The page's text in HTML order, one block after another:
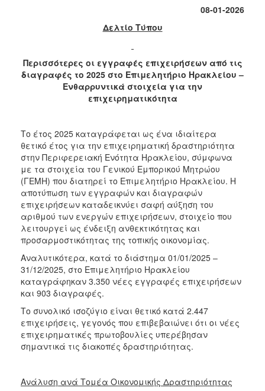
08-01-2026
Δελτίο Τύπου
Περισσότερες οι εγγραφές επιχειρήσεων από τις
διαγραφές το 2025 στο Επιμελητήριο Ηρακλείου –
Ενθαρρυντικά στοιχεία για την
επιχειρηματικότητα
Το έτος 2025 καταγράφεται ως ένα ιδιαίτερα
θετικό έτος για την επιχειρηματική δραστηριότητα
στην Περιφερειακή Ενότητα Ηρακλείου, σύμφωνα
με τα στοιχεία του Γενικού Εμπορικού Μητρώου
(ΓΕΜΗ) που διατηρεί το Επιμελητήριο Ηρακλείου. Η
αποτύπωση των εγγραφών και διαγραφών
επιχειρήσεων καταδεικνύει σαφή αύξηση του
αριθμού των ενεργών επιχειρήσεων, στοιχείο που
λειτουργεί ως ένδειξη ανθεκτικότητας και
προσαρμοστικότητας της τοπικής οικονομίας.
Αναλυτικότερα, κατά το διάστημα 01/01/2025 –
31/12/2025, στο Επιμελητήριο Ηρακλείου
καταγράφηκαν 3.350 νέες εγγραφές επιχειρήσεων
και 903 διαγραφές.
Το συνολικό ισοζύγιο είναι θετικό κατά 2.447
επιχειρήσεις, γεγονός που επιβεβαιώνει ότι οι νέες
επιχειρηματικές πρωτοβουλίες υπερέβησαν
σημαντικά τις διακοπές δραστηριότητας.
Ανάλυση ανά Τομέα Οικονομικής Δραστηριότητας